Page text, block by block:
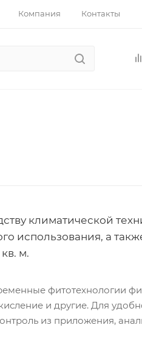
Компания Контакты
климатической
использования, а
м.
фитотехнологии
и другие. Для
из приложения,